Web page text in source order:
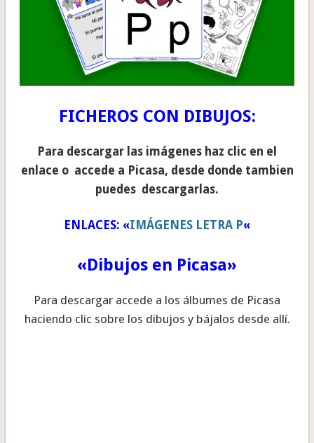
FICHEROS CON DIBUJOS:
Para descargar las imágenes haz clic en el
enlace o accede a Picasa, desde donde tambien
puedes descargarlas.
ENLACES: «IMÁGENES LETRA P«
«Dibujos en Picasa»
Para descargar accede a los álbumes de Picasa
haciendo clic sobre los dibujos y bájalos desde allí.